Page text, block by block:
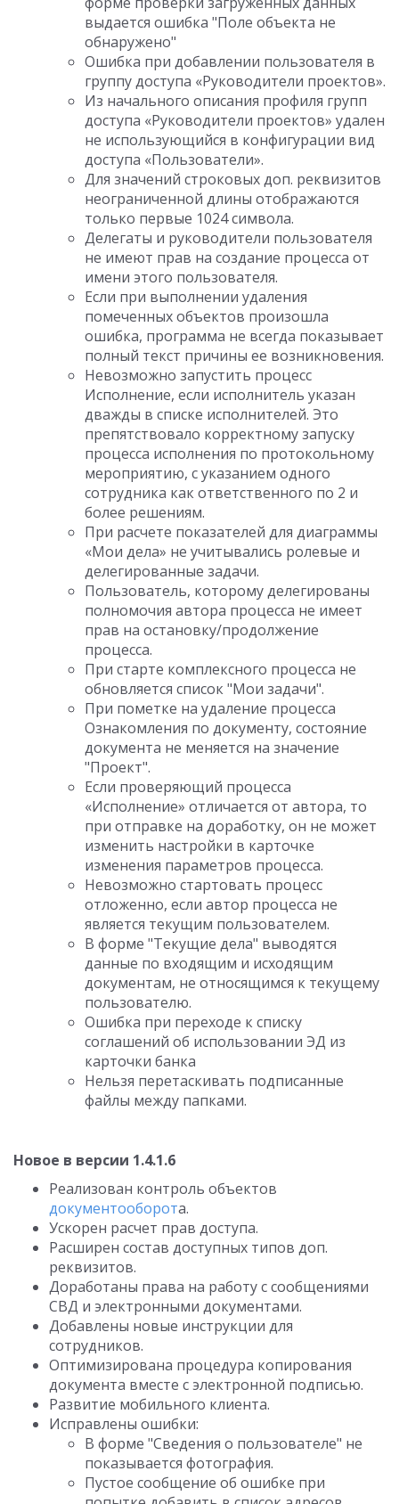
выдается ошибка "Поле объекта не
обнаружено"
Ошибка при добавлении пользователя в
группу доступа «Руководители проектов».
Из начального описания профиля групп
доступа «Руководители проектов» удален
не использующийся в конфигурации вид
доступа «Пользователи».
Для значений строковых доп. реквизитов
неограниченной длины отображаются
только первые 1024 символа.
Делегаты и руководители пользователя
не имеют прав на создание процесса от
имени этого пользователя.
Если при выполнении удаления
помеченных объектов произошла
ошибка, программа не всегда показывает
полный текст причины ее возникновения.
Невозможно запустить процесс
Исполнение, если исполнитель указан
дважды в списке исполнителей. Это
препятствовало корректному запуску
процесса исполнения по протокольному
мероприятию, с указанием одного
сотрудника как ответственного по 2 и
более решениям.
При расчете показателей для диаграммы
«Мои дела» не учитывались ролевые и
делегированные задачи.
Пользователь, которому делегированы
полномочия автора процесса не имеет
прав на остановку/продолжение
процесса.
При старте комплексного процесса не
обновляется список "Мои задачи".
При пометке на удаление процесса
Ознакомления по документу, состояние
документа не меняется на значение
"Проект".
Если проверяющий процесса
«Исполнение» отличается от автора, то
при отправке на доработку, он не может
изменить настройки в карточке
изменения параметров процесса.
Невозможно стартовать процесс
отложенно, если автор процесса не
является текущим пользователем.
В форме "Текущие дела" выводятся
данные по входящим и исходящим
документам, не относящимся к текущему
пользователю.
Ошибка при переходе к списку
соглашений об использовании ЭД из
карточки банка
Нельзя перетаскивать подписанные
файлы между папками.
Новое в версии 1.4.1.6
Реализован контроль объектов
документооборота.
Ускорен расчет прав доступа.
Расширен состав доступных типов доп.
реквизитов.
Доработаны права на работу с сообщениями
СВД и электронными документами.
Добавлены новые инструкции для
сотрудников.
Оптимизирована процедура копирования
документа вместе с электронной подписью.
Развитие мобильного клиента.
Исправлены ошибки:
В форме "Сведения о пользователе" не
показывается фотография.
Пустое сообщение об ошибке при